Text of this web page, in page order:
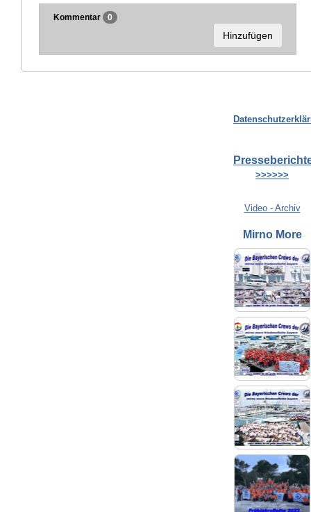
Kommentar 0
Hinzufügen
>>>>>>
Video - Archiv
Mirno More